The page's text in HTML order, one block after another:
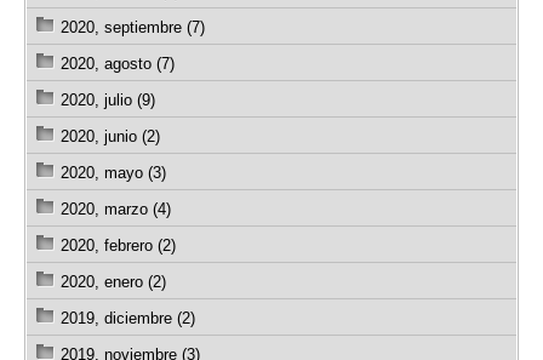
2020, septiembre (7)
2020, agosto (7)
2020, julio (9)
2020, junio (2)
2020, mayo (3)
2020, marzo (4)
2020, febrero (2)
2020, enero (2)
2019, diciembre (2)
2019, noviembre (3)